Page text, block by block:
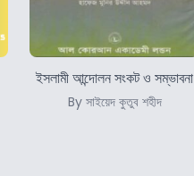
ইসলামী আন্দোলন সংকট ও সম্ভাবনা
By সাইয়েদ কুতুব শহীদ